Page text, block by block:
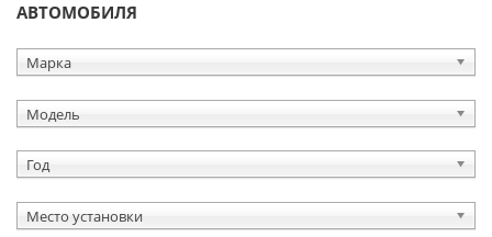
АВТОМОБИЛЯ
Марка
Модель
Год
Место установки